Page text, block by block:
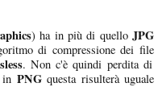
) ha in più di quelloJPG
di compressione dei file
. Non c'è quindi perdita di
in PNGquesta risulterà uguale